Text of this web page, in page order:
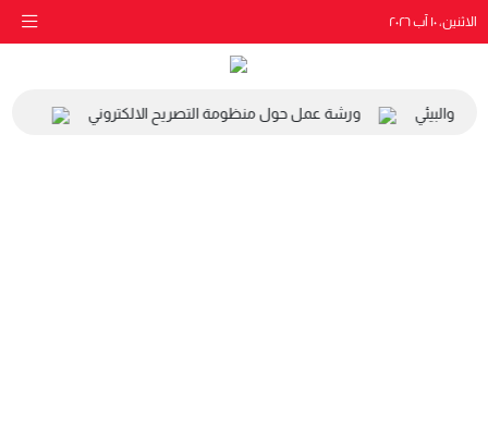
الاثنين، ١٠ آب ٢٠٢٦
والبيئي ورشة عمل حول منظومة التصريح الالكتروني